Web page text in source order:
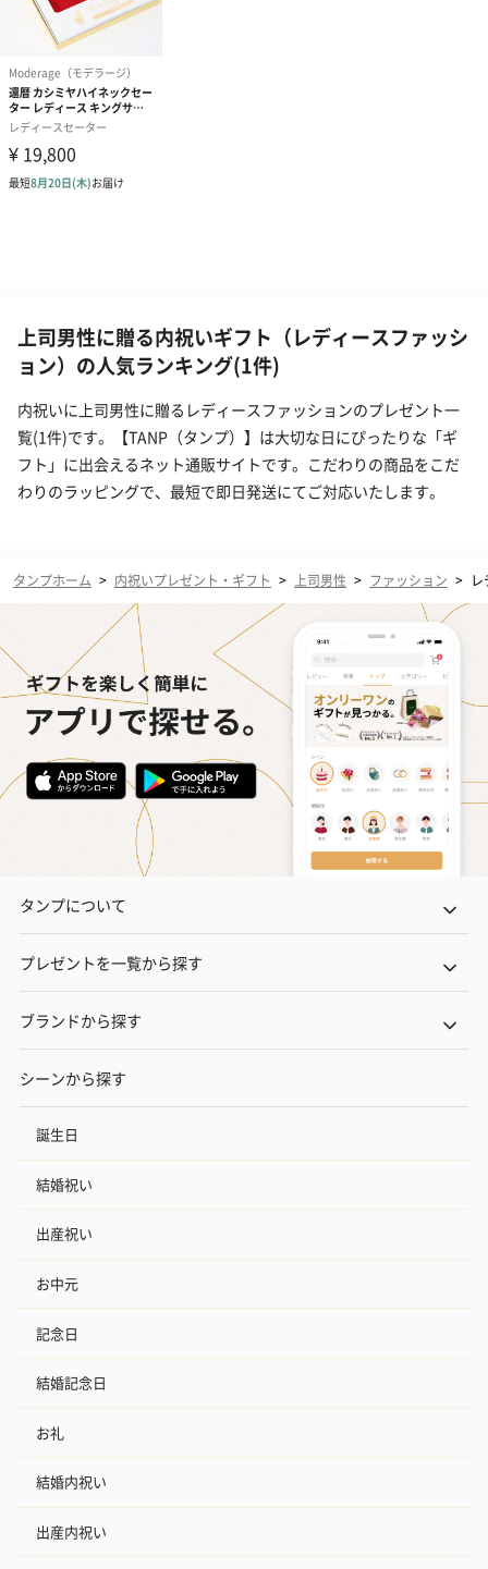
上司男性に贈る内祝いギフト（レディースファッシ
ョン）の人気ランキング(1件)
内祝いに上司男性に贈るレディースファッションのプレゼント一
覧(1件)です。【TANP（タンプ）】は大切な日にぴったりな「ギ
フト」に出会えるネット通販サイトです。こだわりの商品をこだ
わりのラッピングで、最短で即日発送にてご対応いたします。
タンプホーム > 内祝いプレゼント・ギフト > 上司男性 > ファッション >
タンプについて
プレゼントを一覧から探す
ブランドから探す
シーンから探す
誕生日
結婚祝い
出産祝い
お中元
記念日
結婚記念日
お礼
結婚内祝い
出産内祝い